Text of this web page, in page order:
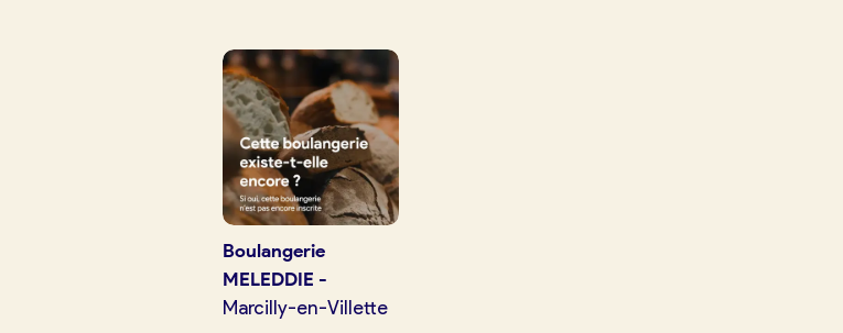
Je suis boulanger
Je découvre France Boulangerie
Mes tarifs
Mon comparatif gratuit
Boulangerie
MELEDDIE -
Marcilly-en-Villette